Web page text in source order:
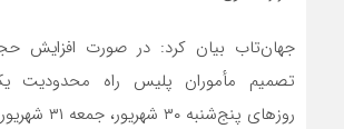
جهان‌تاب بیان کرد: در صورت افزایش
تصمیم مأموران پلیس راه محدودیت
روز‌های